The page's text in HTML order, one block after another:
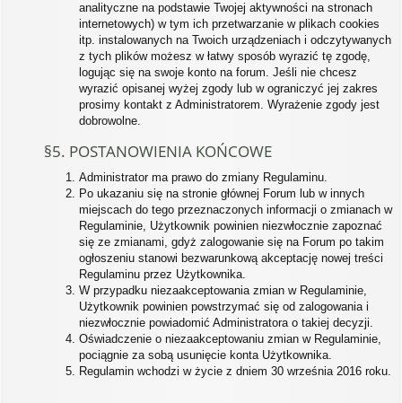
analityczne na podstawie Twojej aktywności na stronach
internetowych) w tym ich przetwarzanie w plikach cookies
itp. instalowanych na Twoich urządzeniach i odczytywanych
z tych plików możesz w łatwy sposób wyrazić tę zgodę,
logując się na swoje konto na forum. Jeśli nie chcesz
wyrazić opisanej wyżej zgody lub w ograniczyć jej zakres
prosimy kontakt z Administratorem. Wyrażenie zgody jest
dobrowolne.
§5. POSTANOWIENIA KOŃCOWE
Administrator ma prawo do zmiany Regulaminu.
Po ukazaniu się na stronie głównej Forum lub w innych
miejscach do tego przeznaczonych informacji o zmianach w
Regulaminie, Użytkownik powinien niezwłocznie zapoznać
się ze zmianami, gdyż zalogowanie się na Forum po takim
ogłoszeniu stanowi bezwarunkową akceptację nowej treści
Regulaminu przez Użytkownika.
W przypadku niezaakceptowania zmian w Regulaminie,
Użytkownik powinien powstrzymać się od zalogowania i
niezwłocznie powiadomić Administratora o takiej decyzji.
Oświadczenie o niezaakceptowaniu zmian w Regulaminie,
pociągnie za sobą usunięcie konta Użytkownika.
Regulamin wchodzi w życie z dniem 30 września 2016 roku.